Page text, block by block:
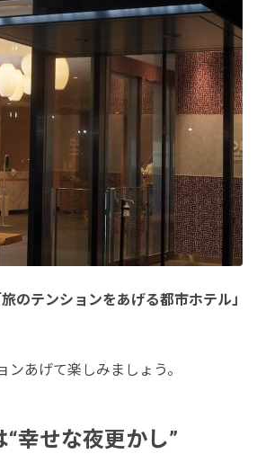
旅のテンションをあげる都市ホテル」
ンあげて楽しみましょう。
幸せな夜更かし”